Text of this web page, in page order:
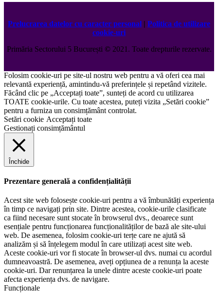
Prelucrarea datelor cu caracter personal | Politica de utilizare
cookie-uri
Primăria Sectorului 5 București ©️2021. Toate drepturile rezervate.
Folosim cookie-uri pe site-ul nostru web pentru a vă oferi cea mai
relevantă experiență, amintindu-vă preferințele și repetând vizitele.
Făcând clic pe „Acceptați toate”, sunteți de acord cu utilizarea
TOATE cookie-urile. Cu toate acestea, puteți vizita „Setări cookie”
pentru a furniza un consimțământ controlat.
Setări cookie Acceptați toate
Gestionați consimțământul
Închide
Prezentare generală a confidențialității
Acest site web folosește cookie-uri pentru a vă îmbunătăți experiența
în timp ce navigați prin site. Dintre acestea, cookie-urile clasificate
ca fiind necesare sunt stocate în browserul dvs., deoarece sunt
esențiale pentru funcționarea funcționalităților de bază ale site-ului
web. De asemenea, folosim cookie-uri terțe care ne ajută să
analizăm și să înțelegem modul în care utilizați acest site web.
Aceste cookie-uri vor fi stocate în browser-ul dvs. numai cu acordul
dumneavoastră. De asemenea, aveți opțiunea de a renunța la aceste
cookie-uri. Dar renunțarea la unele dintre aceste cookie-uri poate
afecta experiența dvs. de navigare.
Funcționale